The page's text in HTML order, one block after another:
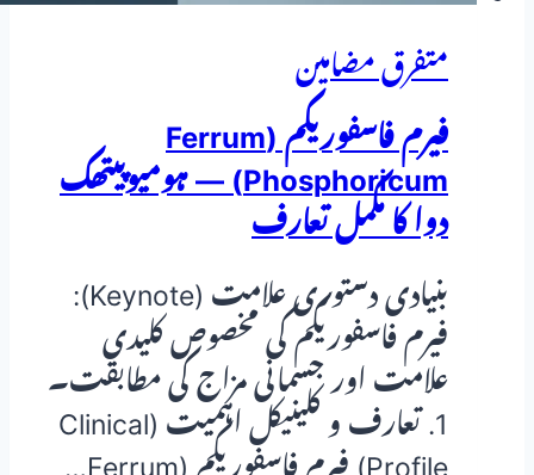
متفرق مضامین
فیرم فاسفوریکم (Ferrum
Phosphoricum) — ہومیوپیتھک
دوا کا مکمل تعارف
بنیادی دستوری علامت (Keynote):
فیرم فاسفوریکم کی مخصوص کلیدی
علامت اور جسمانی مزاج کی مطابقت۔
1. تعارف و کلینیکل اہمیت (Clinical
Profile) فیرم فاسفوریکم (Ferrum…